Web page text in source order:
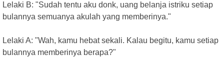
Lelaki B: "Sudah tentu aku donk, uang belanja istriku setiap
bulannya semuanya akulah yang memberinya."
Lelaki A: "Wah, kamu hebat sekali. Kalau begitu, kamu setiap
bulannya memberinya berapa?"